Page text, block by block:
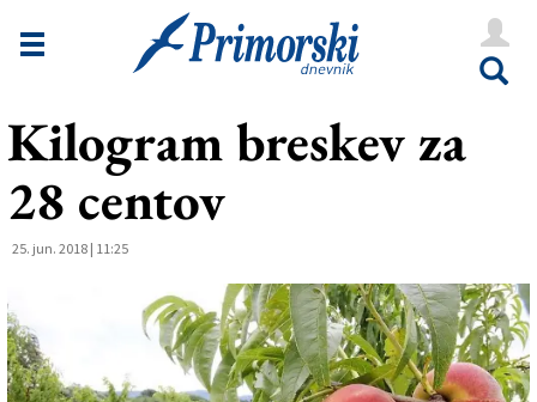
Novice
Goriška
Kultura
Vreme
V Kioskih
Kilogram breskev za
28 centov
25. jun. 2018 | 11:25